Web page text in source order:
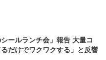
ールランチ会」報告 大量コ
だけでワクワクする」と反響